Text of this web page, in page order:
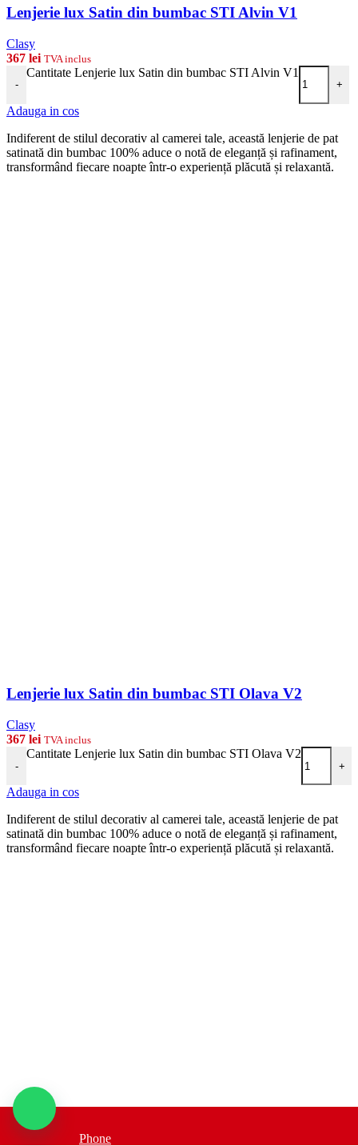
Lenjerie lux Satin din bumbac STI Alvin V1
Clasy
367 lei TVA inclus
-
Cantitate Lenjerie lux Satin din bumbac STI Alvin V1
+
Adauga in cos
Indiferent de stilul decorativ al camerei tale, această lenjerie de pat
satinată din bumbac 100% aduce o notă de eleganță și rafinament,
transformând fiecare noapte într-o experiență plăcută și relaxantă.
Lenjerie lux Satin din bumbac STI Olava V2
Clasy
367 lei TVA inclus
-
Cantitate Lenjerie lux Satin din bumbac STI Olava V2
+
Adauga in cos
Indiferent de stilul decorativ al camerei tale, această lenjerie de pat
satinată din bumbac 100% aduce o notă de eleganță și rafinament,
transformând fiecare noapte într-o experiență plăcută și relaxantă.
Phone